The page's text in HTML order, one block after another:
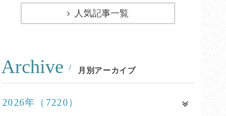
人気記事一覧
Archive 月別アーカイブ
2026年（7220）